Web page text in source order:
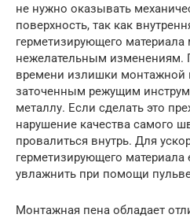
не нужно оказывать
поверхность, так как
герметизирующего материала
нежелательным изменениям.
времени излишки монтажной
заточенным режущим
металлу. Если сделать это
нарушение качества самого
провалиться внутрь. Для
герметизирующего материала
увлажнить при помощи
Монтажная пена обладает